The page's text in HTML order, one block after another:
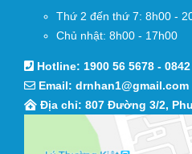
Thứ 2 đến thứ 7: 8h00 -
Chủ nhật: 8h00 - 17h00
Hotline: 1900 56 5678 -
Email: drnhan1@gmail.com
Địa chỉ: 807 Đường 3/2,